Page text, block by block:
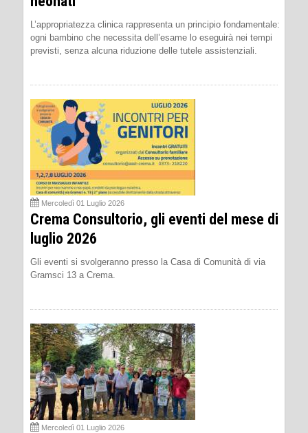
L’appropriatezza clinica rappresenta un principio fondamentale:
ogni bambino che necessita dell’esame lo eseguirà nei tempi
previsti, senza alcuna riduzione delle tutele assistenziali.
Mercoledì 01 Luglio 2026
Crema Consultorio, gli eventi del mese di
luglio 2026
Gli eventi si svolgeranno presso la Casa di Comunità di via
Gramsci 13 a Crema.
Mercoledì 01 Luglio 2026